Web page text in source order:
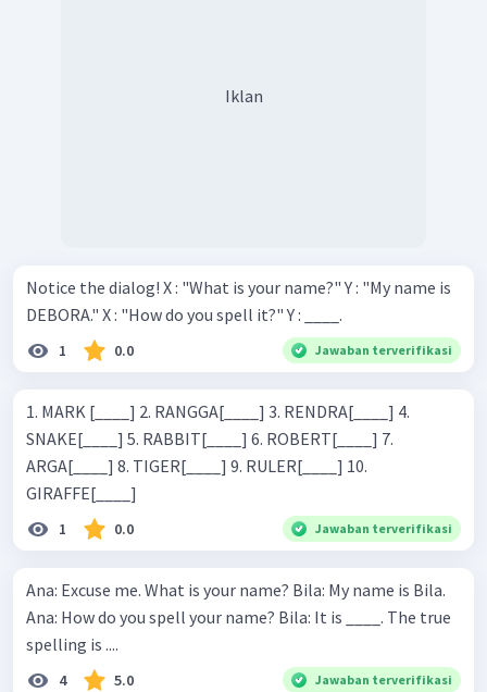
Iklan
Notice the dialog! Х : "What is your name?" Y : "My name is
DEBORA." Х : "How do you spell it?" Y : ____.
1 0.0 Jawaban terverifikasi
1. MARK [____] 2. RANGGA[____] 3. RENDRA[____] 4.
SNAKE[____] 5. RABBIT[____] 6. ROBERT[____] 7.
ARGA[____] 8. TIGER[____] 9. RULER[____] 10.
GIRAFFE[____]
1 0.0 Jawaban terverifikasi
Ana: Excuse me. What is your name? Bila: My name is Bila.
Ana: How do you spell your name? Bila: It is ____. The true
spelling is ....
4 5.0 Jawaban terverifikasi